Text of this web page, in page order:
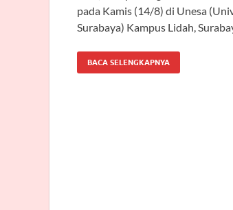
pada Kamis (14/8) di Unesa
Surabaya) Kampus Lidah,
BACA SELENGKAPNYA